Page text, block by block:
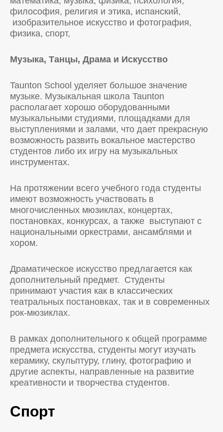
философия, религия и этика, испанский,
изобразительное искусство и фотография,
физика, спорт,
Музыка, Танцы, Драма и Искусство
Taunton School уделяет большое значение
музыке. Музыкальная школа Taunton
располагает хорошо оборудованными
музыкальными студиями, площадками для
выступлениями и залами, что дает прекрасную
возможность развить вокальное мастерство
студентов либо их игру на музыкальных
инструментах.
На протяжении всего учебного года студенты
имеют возможность участвовать в
многочисленных мюзиклах, концертах,
постановках, конкурсах, а также выступают с
национальными оркестрами, ансамблями и
хором.
Драматическое искусство предлагается как
дополнительный предмет. Студенты
принимают участия как в классических
театральных постановках, так и в современных
рок-мюзиклах.
В рамках дополнительного к общей программе
предмета искусства, студенты могут изучать
керамику, скульптуру, глину, фотографию и
другие аспекты, направленные на развитие
креативности и творчества студентов.
Спорт